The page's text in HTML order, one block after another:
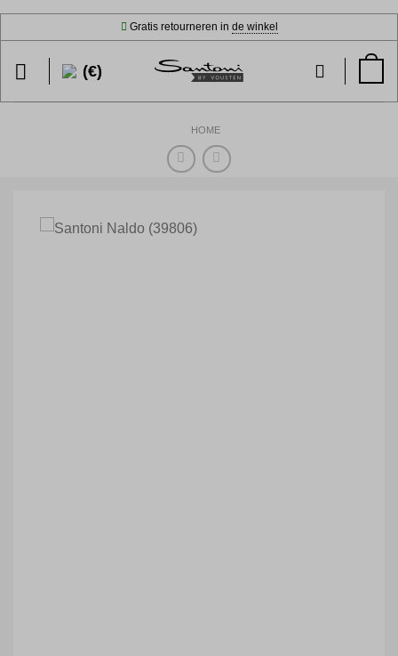
Ga
Gratis retourneren in de winkel
(€)
HOME